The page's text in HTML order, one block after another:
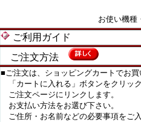
お使い機種
ご利用ガイド
ご注文方法
■ご注文は、ショッピングカートでお買
「カートに入れる」ボタンをクリック
ご注文ページにリンクします。
お支払い方法をお選び下さい。
ご住所・お名前などの必要事項をご入